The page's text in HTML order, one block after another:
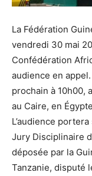
La Fédération
vendredi 30 mai
Confédération
audience en
prochain à 10h00,
au Caire, en
L’audience
Jury Disciplinaire
déposée par la
Tanzanie, disputé